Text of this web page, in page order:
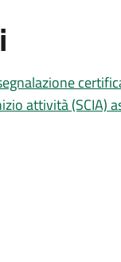
attività (SCIA)